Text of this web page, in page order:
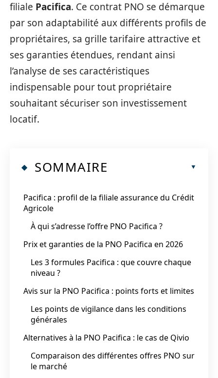
filiale Pacifica. Ce contrat PNO se démarque
par son adaptabilité aux différents profils de
propriétaires, sa grille tarifaire attractive et
ses garanties étendues, rendant ainsi
l’analyse de ses caractéristiques
indispensable pour tout propriétaire
souhaitant sécuriser son investissement
locatif.
SOMMAIRE
Pacifica : profil de la filiale assurance du Crédit
Agricole
À qui s’adresse l’offre PNO Pacifica ?
Prix et garanties de la PNO Pacifica en 2026
Les 3 formules Pacifica : que couvre chaque
niveau ?
Avis sur la PNO Pacifica : points forts et limites
Les points de vigilance dans les conditions
générales
Alternatives à la PNO Pacifica : le cas de Qivio
Comparaison des différentes offres PNO sur
le marché